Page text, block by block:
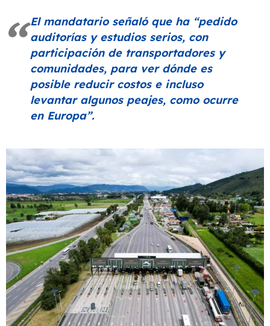
El mandatario señaló que ha “pedido
auditorías y estudios serios, con
participación de transportadores y
comunidades, para ver dónde es
posible reducir costos e incluso
levantar algunos peajes, como ocurre
en Europa”.